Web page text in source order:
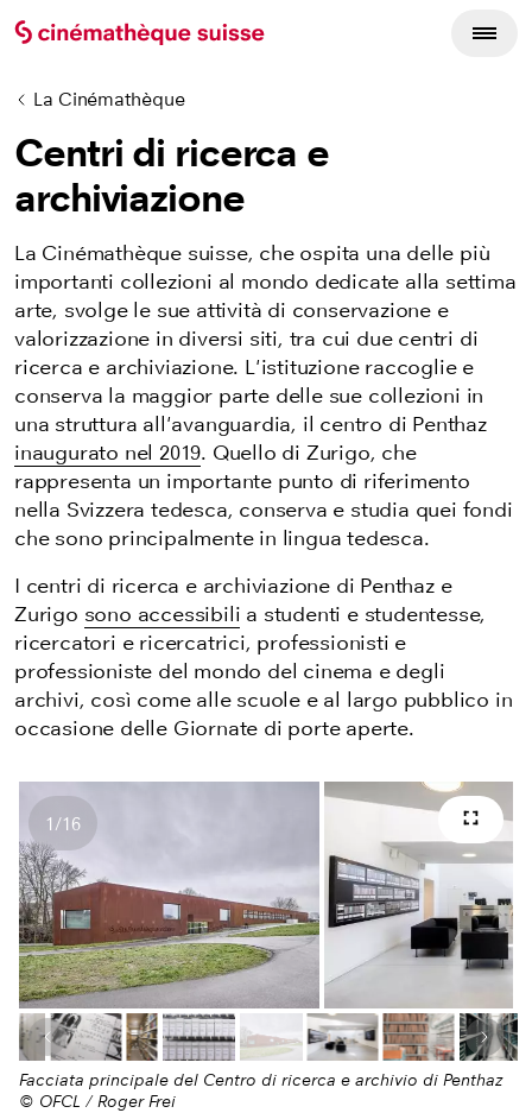
La Cinémathèque
Centri di ricerca e
archiviazione
La Cinémathèque suisse, che ospita una delle più
importanti collezioni al mondo dedicate alla settima
arte, svolge le sue attività di conservazione e
valorizzazione in diversi siti, tra cui due centri di
ricerca e archiviazione. L'istituzione raccoglie e
conserva la maggior parte delle sue collezioni in
una struttura all'avanguardia, il centro di Penthaz
inaugurato nel 2019. Quello di Zurigo, che
rappresenta un importante punto di riferimento
nella Svizzera tedesca, conserva e studia quei fondi
che sono principalmente in lingua tedesca.
I centri di ricerca e archiviazione di Penthaz e
Zurigo sono accessibili a studenti e studentesse,
ricercatori e ricercatrici, professionisti e
professioniste del mondo del cinema e degli
archivi, così come alle scuole e al largo pubblico in
occasione delle Giornate di porte aperte.
Numero di immagini
1 /16
Immagine precedente
Facciata principale del Centro di ricerca e archivio di Penthaz
© OFCL / Roger Frei